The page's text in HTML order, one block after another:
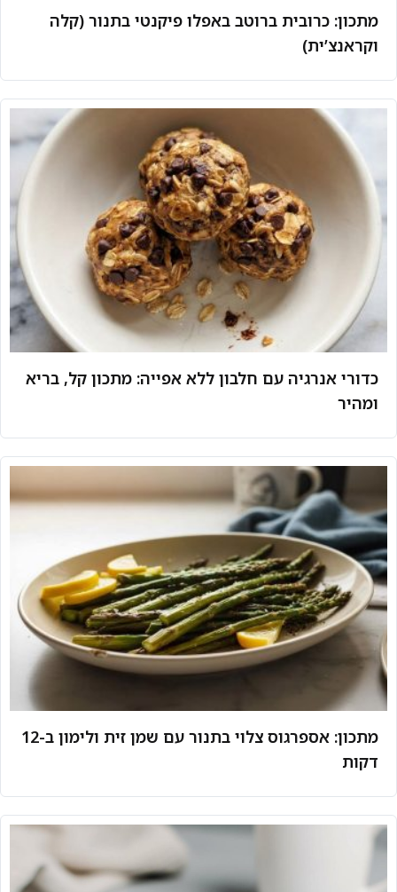
מתכון: כרובית ברוטב באפלו פיקנטי בתנור (קלה
וקראנצ’ית)
כדורי אנרגיה עם חלבון ללא אפייה: מתכון קל, בריא
ומהיר
מתכון: אספרגוס צלוי בתנור עם שמן זית ולימון ב-12
דקות